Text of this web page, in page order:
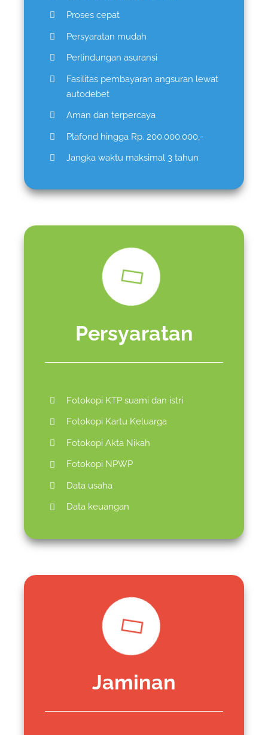
Proses cepat
Persyaratan mudah
Perlindungan asuransi
Fasilitas pembayaran angsuran lewat
autodebet
Aman dan terpercaya
Plafond hingga Rp. 200.000.000,-
Jangka waktu maksimal 3 tahun
Persyaratan
Fotokopi KTP suami dan istri
Fotokopi Kartu Keluarga
Fotokopi Akta Nikah
Fotokopi NPWP
Data usaha
Data keuangan
Jaminan